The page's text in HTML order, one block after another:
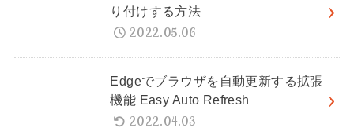
り付けする方法
2022.05.06
Edgeでブラウザを自動更新する拡張
機能 Easy Auto Refresh
2022.04.03